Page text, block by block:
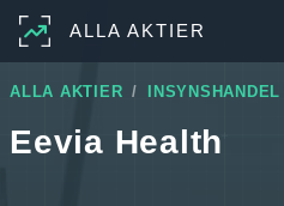
ALLA AKTIER
ALLA AKTIER INSYNSHANDEL
Eevia Health